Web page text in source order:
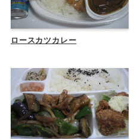
ロースカツカレー